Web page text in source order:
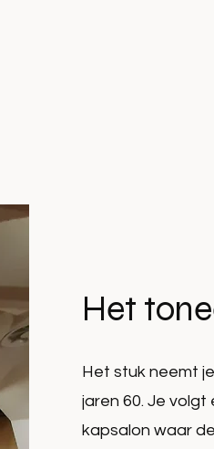
Het
Het stuk neemt
jaren 60. Je volgt
kapsalon waar